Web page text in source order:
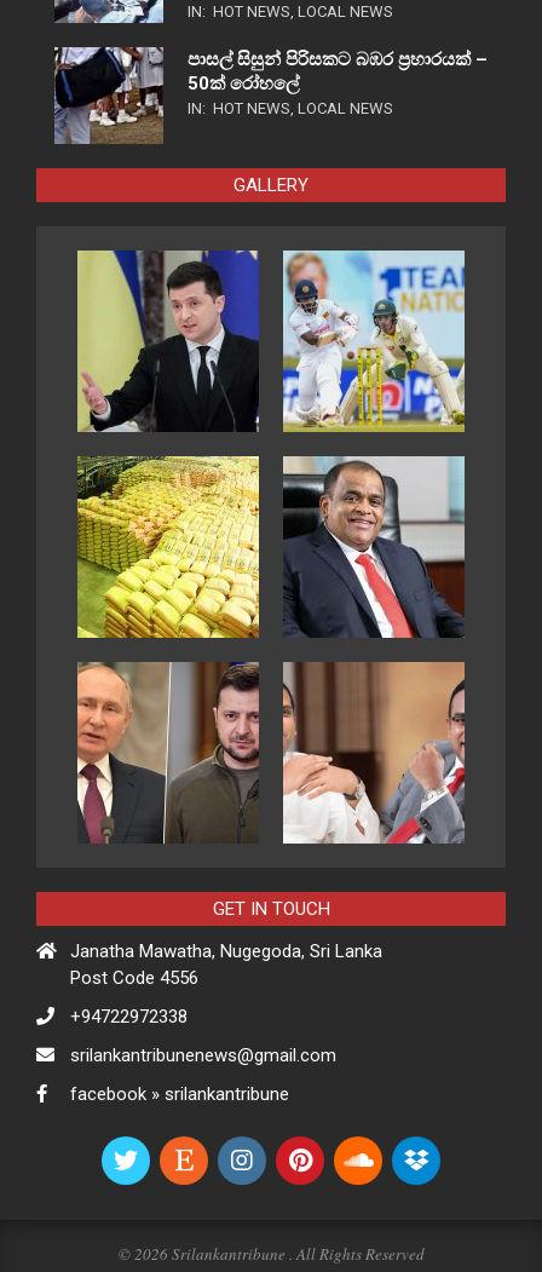
IN: HOT NEWS, LOCAL NEWS
පාසල් සිසුන් පිරිසකට බඹර ප්‍රහාරයක් –
50ක් රෝහලේ
IN: HOT NEWS, LOCAL NEWS
GALLERY
GET IN TOUCH
Janatha Mawatha, Nugegoda, Sri Lanka
Post Code 4556
+94722972338
srilankantribunenews@gmail.com
facebook » srilankantribune
© 2026 Srilankantribune . All Rights Reserved